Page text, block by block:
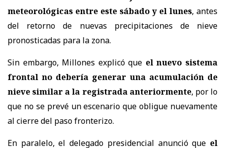
meteorológicas entre este sábado y el lunes, antes
del retorno de nuevas precipitaciones de nieve
pronosticadas para la zona.
Sin embargo, Millones explicó que el nuevo sistema
frontal no debería generar una acumulación de
nieve similar a la registrada anteriormente, por lo
que no se prevé un escenario que obligue nuevamente
al cierre del paso fronterizo.
En paralelo, el delegado presidencial anunció que el